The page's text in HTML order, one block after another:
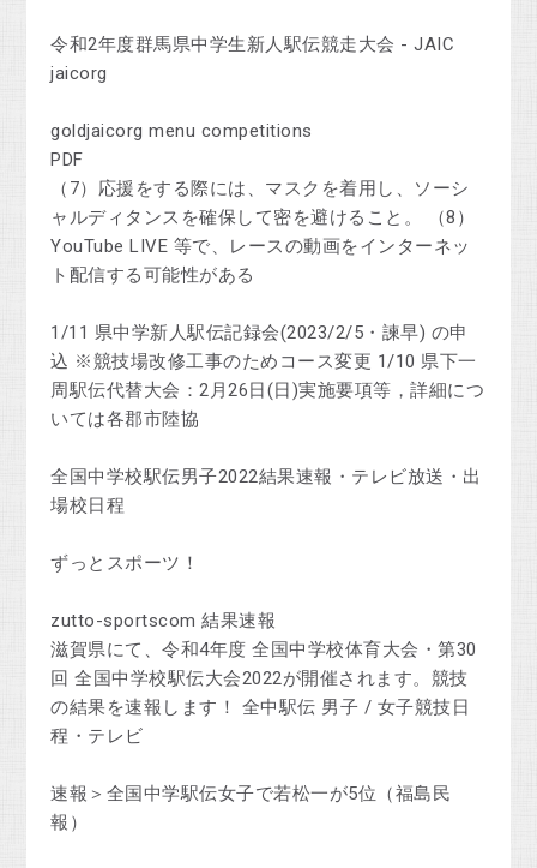
令和2年度群馬県中学生新人駅伝競走大会 - JAIC
jaicorg
goldjaicorg menu competitions
PDF
（7）応援をする際には、マスクを着用し、ソーシ
ャルディタンスを確保して密を避けること。 （8）
YouTube LIVE 等で、レースの動画をインターネッ
ト配信する可能性がある
1/11 県中学新人駅伝記録会(2023/2/5・諫早) の申
込 ※競技場改修工事のためコース変更 1/10 県下一
周駅伝代替大会：2月26日(日)実施要項等，詳細につ
いては各郡市陸協
全国中学校駅伝男子2022結果速報・テレビ放送・出
場校日程
ずっとスポーツ！
zutto-sportscom 結果速報
滋賀県にて、令和4年度 全国中学校体育大会・第30
回 全国中学校駅伝大会2022が開催されます。競技
の結果を速報します！ 全中駅伝 男子 / 女子競技日
程・テレビ
速報＞全国中学駅伝女子で若松一が5位（福島民
報）